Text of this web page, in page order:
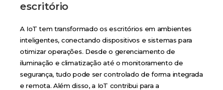
escritório
A IoT tem transformado os escritórios em ambientes
inteligentes, conectando dispositivos e sistemas para
otimizar operações. Desde o gerenciamento de
iluminação e climatização até o monitoramento de
segurança, tudo pode ser controlado de forma integrada
e remota. Além disso, a IoT contribui para a